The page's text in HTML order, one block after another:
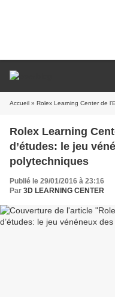
Accueil » Rolex Learning Center de l’EPFL.
Rolex Learning
d’études: le jeu
polytechniques
Publié le 29/01/2016 à 23:16
Par 3D LEARNING CENTER